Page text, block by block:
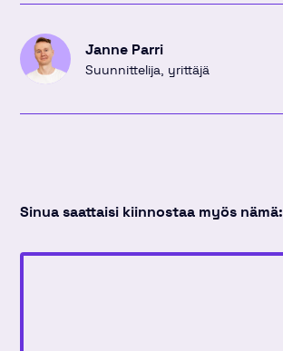
Janne Parri
Suunnittelija, yrittäjä
Sinua saattaisi kiinnostaa myös nämä: